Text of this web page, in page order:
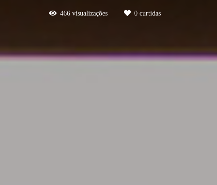
466 visualizações 0 curtidas